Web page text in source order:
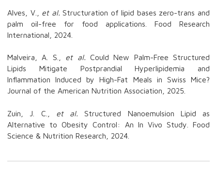
Alves, V., et al.Structuration of lipid bases zero-trans and
palm oil-free for food applications. Food Research
International, 2024.
Malveira, A. S., et al. Could New Palm-Free Structured
Lipids Mitigate Postprandial Hyperlipidemia and
Inflammation Induced by High-Fat Meals in Swiss Mice?
Journal of the American Nutrition Association, 2025.
Zuin, J. C., et al. Structured Nanoemulsion Lipid as
Alternative to Obesity Control: An In Vivo Study. Food
Science & Nutrition Research, 2024.